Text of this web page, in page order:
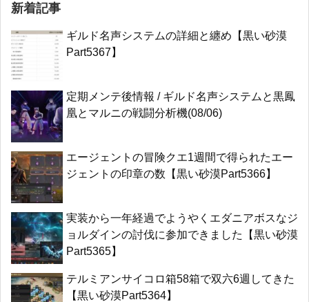
新着記事
ギルド名声システムの詳細と纏め【黒い砂漠
Part5367】
定期メンテ後情報 / ギルド名声システムと黒鳳
凰とマルニの戦闘分析機(08/06)
エージェントの冒険クエ1週間で得られたエー
ジェントの印章の数【黒い砂漠Part5366】
実装から一年経過でようやくエダニアボスなジ
ョルダインの討伐に参加できました【黒い砂漠
Part5365】
テルミアンサイコロ箱58箱で双六6週してきた
【黒い砂漠Part5364】